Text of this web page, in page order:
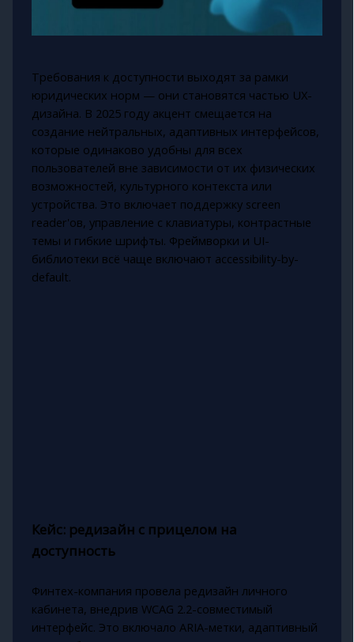
Требования к доступности выходят за рамки
юридических норм — они становятся частью UX-
дизайна. В 2025 году акцент смещается на
создание нейтральных, адаптивных интерфейсов,
которые одинаково удобны для всех
пользователей вне зависимости от их физических
возможностей, культурного контекста или
устройства. Это включает поддержку screen
reader'ов, управление с клавиатуры, контрастные
темы и гибкие шрифты. Фреймворки и UI-
библиотеки всё чаще включают accessibility-by-
default.
Кейс: редизайн с прицелом на
доступность
Финтех-компания провела редизайн личного
кабинета, внедрив WCAG 2.2-совместимый
интерфейс. Это включало ARIA-метки, адаптивный